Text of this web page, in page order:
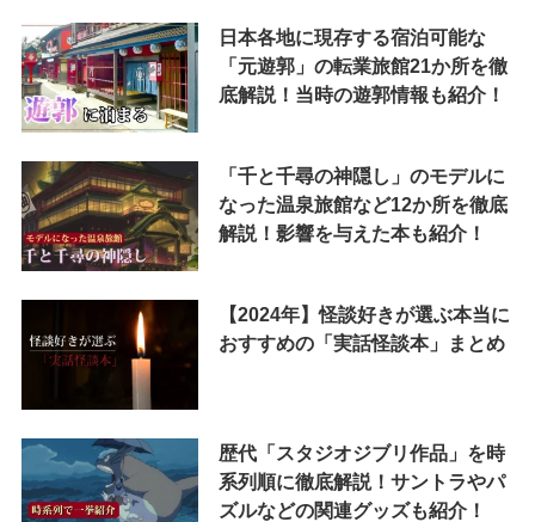
日本各地に現存する宿泊可能な
「元遊郭」の転業旅館21か所を徹
底解説！当時の遊郭情報も紹介！
「千と千尋の神隠し」のモデルに
なった温泉旅館など12か所を徹底
解説！影響を与えた本も紹介！
【2024年】怪談好きが選ぶ本当に
おすすめの「実話怪談本」まとめ
歴代「スタジオジブリ作品」を時
系列順に徹底解説！サントラやパ
ズルなどの関連グッズも紹介！